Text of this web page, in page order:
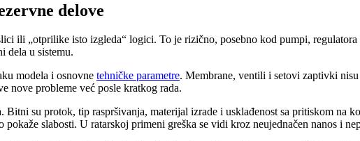
delove
ili „otprilike isto izgleda“ logici. To je rizično, posebno kod pumpi,
dela u sistemu.
modela i osnovne tehničke parametre. Membrane, ventili i setovi zaptivki
nove probleme već posle kratkog rada.
Bitni su protok, tip raspršivanja, materijal izrade i usklađenost sa pritiskom
pokaže slabosti. U ratarskoj primeni greška se vidi kroz neujednačen nanos i